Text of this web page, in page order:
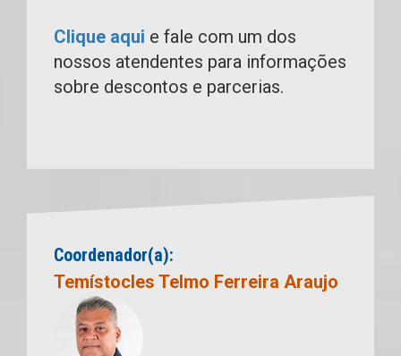
Clique aqui e fale com um dos
nossos atendentes para informações
sobre descontos e parcerias.
Coordenador(a):
Temístocles Telmo Ferreira Araujo